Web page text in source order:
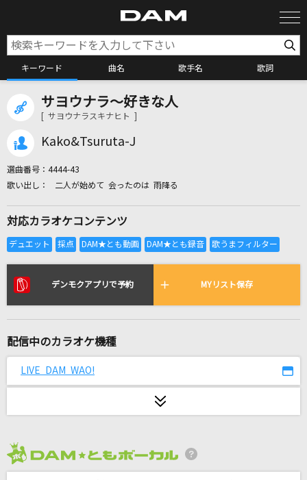
キーワード 曲名 歌手名 歌詞
カラオケ検索
全国りれき
リアルタイムで歌われている曲の一覧
未来予想図 ～VERSION '07～
エンディング
サヨウナラ～好きな人
[ サヨウナラスキナヒト ]
Kako&Tsuruta-J
選曲番号： 4444-43
二人が始めて 会ったのは 雨降る
対応カラオケコンテンツ
デンモクアプリで予約 MYリスト保存
配信中のカラオケ機種
LIVE DAM WAO!